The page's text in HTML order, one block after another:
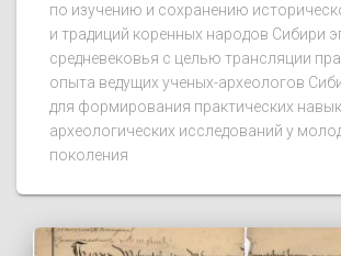
по изучению и сохранению
и традиций коренных народов Сибири
средневековья с целью трансляции
опыта ведущих ученых-археологов
для формирования практических
археологических исследований у
поколения